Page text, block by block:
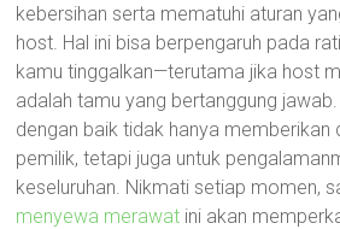
kebersihan serta mematuhi aturan
host. Hal ini bisa berpengaruh pada
kamu tinggalkan—terutama jika host
adalah tamu yang bertanggung
dengan baik tidak hanya
pemilik, tetapi juga untuk
keseluruhan. Nikmati setiap momen,
menyewa merawat ini akan